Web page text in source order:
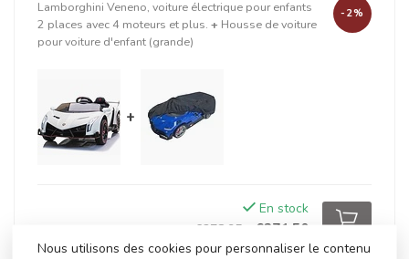
Lamborghini Veneno, voiture électrique pour enfants
2 places avec 4 moteurs et plus. + Housse de voiture
pour voiture d'enfant (grande)
-2%
+
En stock
€378,95
€371,50
Nous utilisons des cookies pour personnaliser le contenu